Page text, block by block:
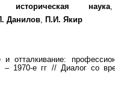
историческая наука
Данилов, П.И. Якир
и отталкивание:
– 1970-е гг // Диалог со